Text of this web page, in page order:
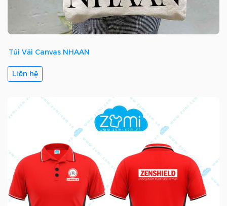
Túi Vải Canvas NHAAN
Liên hệ